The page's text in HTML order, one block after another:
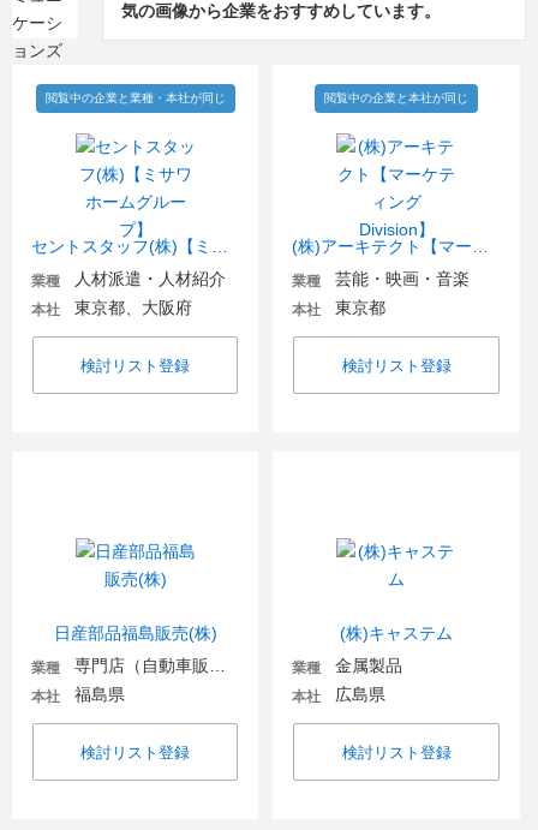
気の画像から企業をおすすめしています。
閲覧中の企業と業種・本社が同じ
業種 人材派遣・人材紹介
本社 東京都、大阪府
検討リスト登録
閲覧中の企業と本社が同じ
業種 芸能・映画・音楽
本社 東京都
検討リスト登録
日産部品福島販売(株)
業種
本社 福島県
検討リスト登録
(株)キャステム
業種 金属製品
本社 広島県
検討リスト登録